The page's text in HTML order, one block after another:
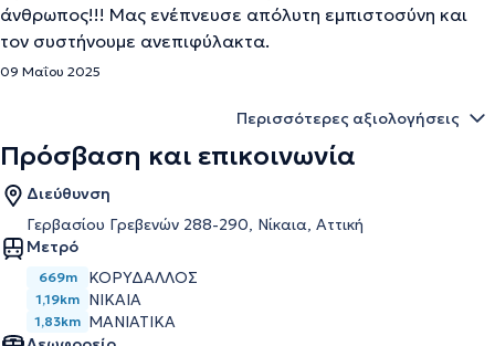
άνθρωπος!!! Μας ενέπνευσε απόλυτη εμπιστοσύνη και
τον συστήνουμε ανεπιφύλακτα.
09 Μαΐου 2025
Περισσότερες αξιολογήσεις
Πρόσβαση και επικοινωνία
Διεύθυνση
Γερβασίου Γρεβενών 288-290, Νίκαια, Αττική
Μετρό
669m ΚΟΡΥΔΑΛΛΟΣ
1,19km ΝΙΚΑΙΑ
1,83km ΜΑΝΙΑΤΙΚΑ